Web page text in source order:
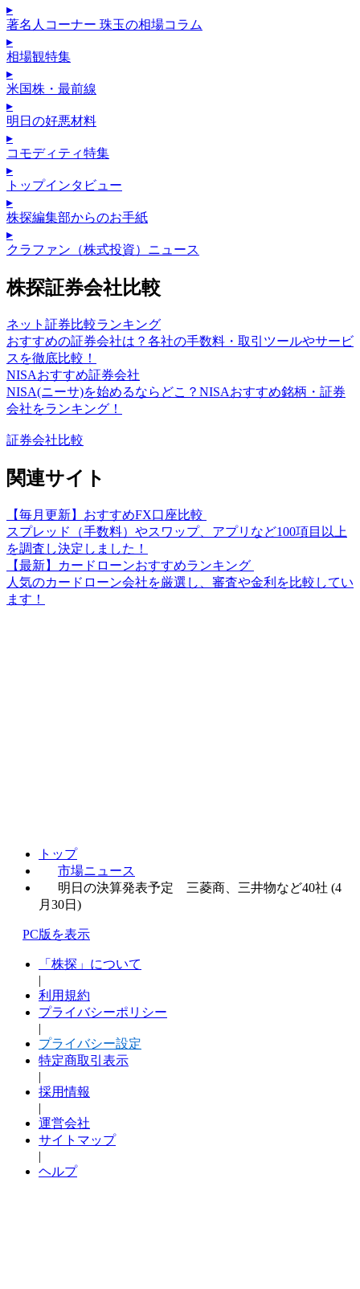
▸
著名人コーナー 珠玉の相場コラム
▸
相場観特集
▸
米国株・最前線
▸
明日の好悪材料
▸
コモディティ特集
▸
トップインタビュー
▸
株探編集部からのお手紙
▸
クラファン（株式投資）ニュース
株探証券会社比較
ネット証券比較ランキング
おすすめの証券会社は？各社の手数料・取引ツールやサービ
スを徹底比較！
NISAおすすめ証券会社
NISA(ニーサ)を始めるならどこ？NISAおすすめ銘柄・証券
会社をランキング！
証券会社比較
関連サイト
【毎月更新】おすすめFX口座比較
スプレッド（手数料）やスワップ、アプリなど100項目以上
を調査し決定しました！
【最新】カードローンおすすめランキング
人気のカードローン会社を厳選し、審査や金利を比較してい
ます！
トップ
市場ニュース
明日の決算発表予定 三菱商、三井物など40社 (4
月30日)
PC版を表示
「株探」について
|
利用規約
プライバシーポリシー
|
プライバシー設定
特定商取引表示
|
採用情報
|
運営会社
サイトマップ
|
ヘルプ